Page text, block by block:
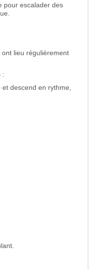
pour escalader des
ont lieu régulièrement
:
descend en rythme,